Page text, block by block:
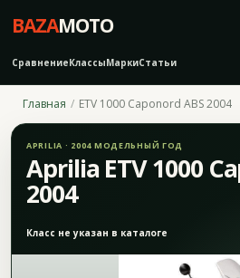
BAZAMOTO
СравнениеКлассыМаркиСтатьи
Главная ETV 1000 Caponord ABS 2004
APRILIA · 2004 МОДЕЛЬНЫЙ ГОД
Aprilia ETV 1000
2004
Класс не указан в каталоге